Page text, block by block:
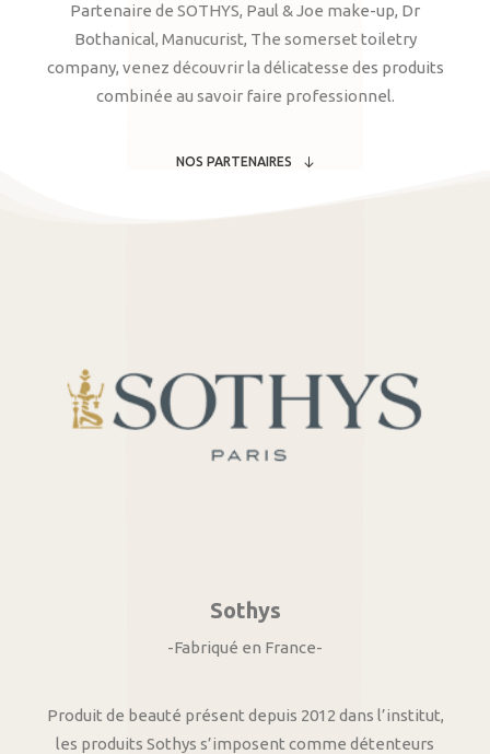
Partenaire de SOTHYS, Paul & Joe make-up, Dr
Bothanical, Manucurist, The somerset toiletry
company, venez découvrir la délicatesse des produits
combinée au savoir faire professionnel.
NOS PARTENAIRES
Sothys
-Fabriqué en France-
Produit de beauté présent depuis 2012 dans l’institut,
les produits Sothys s’imposent comme détenteurs